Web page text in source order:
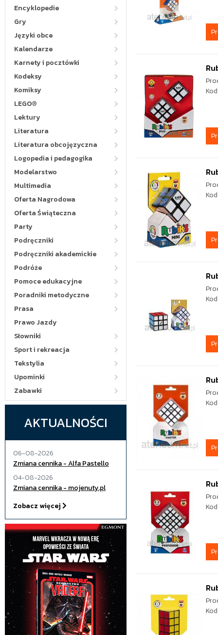
Encyklopedie
Gry
Języki obce
Kalendarze
Karnety i pocztówki
Kodeksy
Komiksy
LEGO®
Lektury
Literatura
Literatura obcojęzyczna
Logopedia i pedagogika
Modelarstwo
Multimedia
Oferta Nagrodowa
Oferta Świąteczna
Party
Podręczniki
Podręczniki akademickie
Podróże
Pomoce edukacyjne
Poradniki metodyczne
Prasa
Prawo Jazdy
Słowniki
Sport i rekreacja
Tekstylia
Upominki
Zabawki
AKTUALNOŚCI
06-08-2026
Zmiana cennika - Alfa Pastello
04-08-2026
Zmiana cennika - mojenuty.pl
Zobacz więcej